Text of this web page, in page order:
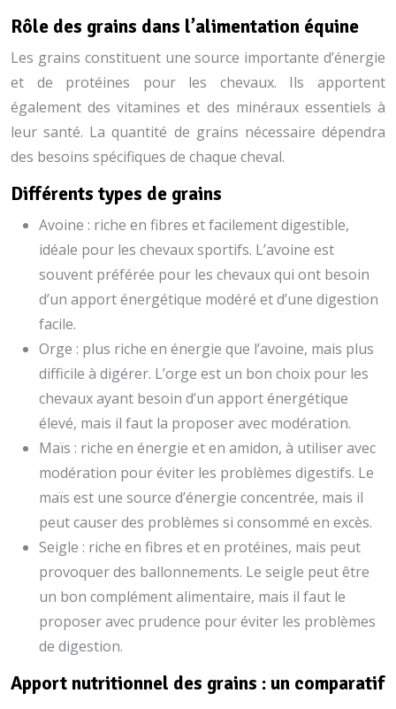
Rôle des grains dans l’alimentation équine
Les grains constituent une source importante d’énergie
et de protéines pour les chevaux. Ils apportent
également des vitamines et des minéraux essentiels à
leur santé. La quantité de grains nécessaire dépendra
des besoins spécifiques de chaque cheval.
Différents types de grains
Avoine : riche en fibres et facilement digestible,
idéale pour les chevaux sportifs. L’avoine est
souvent préférée pour les chevaux qui ont besoin
d’un apport énergétique modéré et d’une digestion
facile.
Orge : plus riche en énergie que l’avoine, mais plus
difficile à digérer. L’orge est un bon choix pour les
chevaux ayant besoin d’un apport énergétique
élevé, mais il faut la proposer avec modération.
Maïs : riche en énergie et en amidon, à utiliser avec
modération pour éviter les problèmes digestifs. Le
maïs est une source d’énergie concentrée, mais il
peut causer des problèmes si consommé en excès.
Seigle : riche en fibres et en protéines, mais peut
provoquer des ballonnements. Le seigle peut être
un bon complément alimentaire, mais il faut le
proposer avec prudence pour éviter les problèmes
de digestion.
Apport nutritionnel des grains : un comparatif